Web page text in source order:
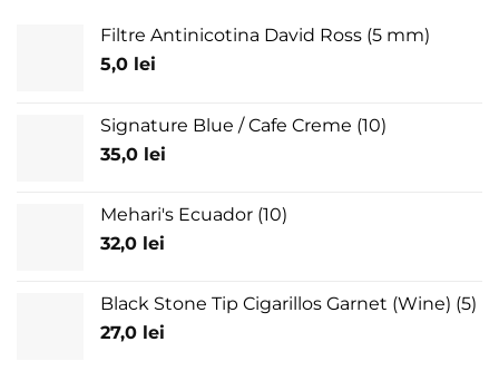
Filtre Antinicotina David Ross (5 mm)
5,0 lei
Signature Blue / Cafe Creme (10)
35,0 lei
Mehari's Ecuador (10)
32,0 lei
Black Stone Tip Cigarillos Garnet (Wine) (5)
27,0 lei